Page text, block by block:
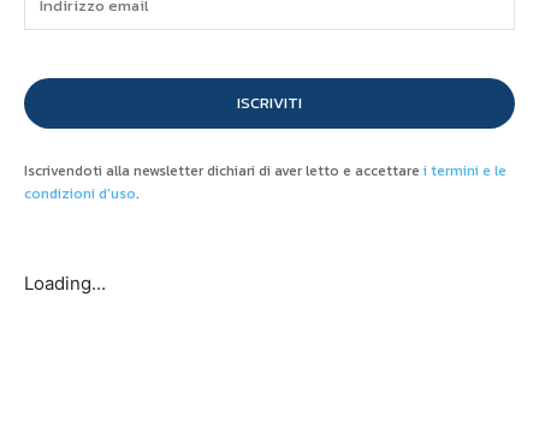
ISCRIVITI
Iscrivendoti alla newsletter dichiari di aver letto e accettare i termini e le
condizioni d'uso.
Loading...